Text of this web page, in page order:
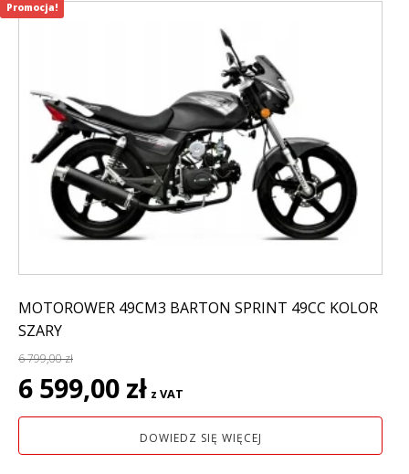
MOTOROWER 49CM3 BARTON SPRINT 49CC KOLOR
SZARY
6 799,00zł
Pierwotna
cena
wynosiła:
6 599,00 zł cena
wynosi:
6
z VAT
DOWIEDZ SIĘ WIĘCEJ
Promocja!